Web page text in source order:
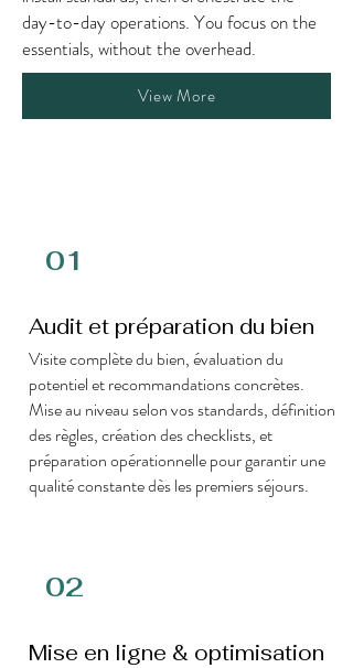
day-to-day operations. You focus on the
essentials, without the overhead.
View More
01
Audit et préparation du bien
Visite complète du bien, évaluation du
potentiel et recommandations concrètes.
Mise au niveau selon vos standards, définition
des règles, création des checklists, et
préparation opérationnelle pour garantir une
qualité constante dès les premiers séjours.
02
Mise en ligne & optimisation